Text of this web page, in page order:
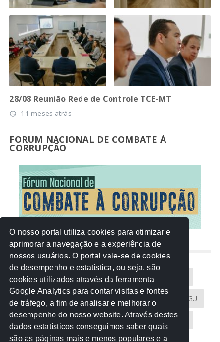
28/08 Reunião Rede de Controle TCE-MT
access_time 11 meses atrás
FORUM NACIONAL DE COMBATE À
CORRUPÇÃO
NUVEM DE TAGS
Acontece na Rede AGU AMM
Atricon Audicom CAU-MT CGU
CREA-MT Eventos MPC-MT MPE-MT
O nosso portal utiliza cookies para otimizar e
aprimorar a navegação e a experiência de
nossos usuários. O portal vale-se de cookies
de desempenho e estatística, ou seja, são
cookies utilizados através da ferramenta
Google Analytics para contar visitas e fontes
de tráfego, a fim de analisar e melhorar o
desempenho do nosso website. Através destes
dados estatísticos conseguimos saber quais
são as páginas mais e menos populares e a